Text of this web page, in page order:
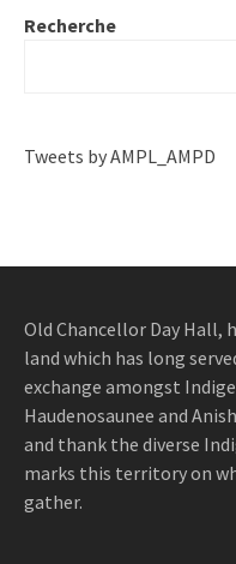
Recherche
Tweets by AMPL_AMPD
Old Chancellor Day Hall,
land which has long
exchange amongst
Haudenosaunee and
and thank the diverse
marks this territory on
gather.